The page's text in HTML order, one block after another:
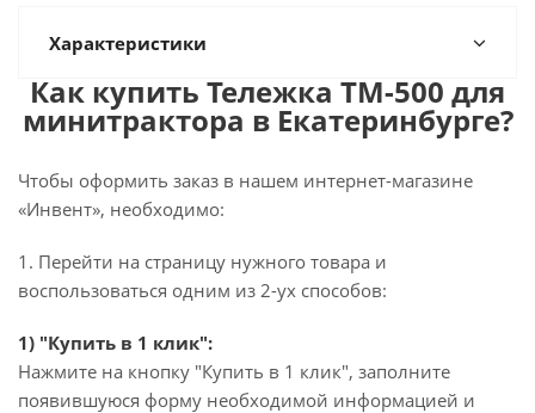
Характеристики
Как купить Тележка ТМ-500 для
минитрактора в Екатеринбурге?
Чтобы оформить заказ в нашем интернет-магазине
«Инвент», необходимо:
1. Перейти на страницу нужного товара и
воспользоваться одним из 2-ух способов:
1) "Купить в 1 клик":
Нажмите на кнопку "Купить в 1 клик", заполните
появившуюся форму необходимой информацией и